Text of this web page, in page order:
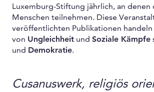
Luxemburg-Stiftung jährlich, an denen
Menschen teilnehmen. Diese
veröffentlichten Publikationen
von Ungleichheit und Soziale Kämpfe
und Demokratie.
Cusanuswerk, religiös